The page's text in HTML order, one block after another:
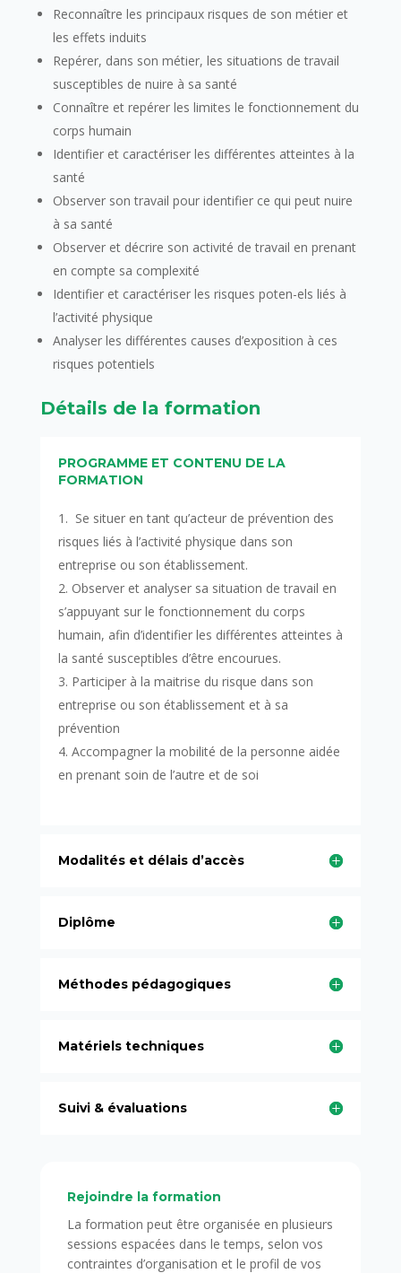
Reconnaître les principaux risques de son métier et
les effets induits
Repérer, dans son métier, les situations de travail
susceptibles de nuire à sa santé
Connaître et repérer les limites le fonctionnement du
corps humain
Identifier et caractériser les différentes atteintes à la
santé
Observer son travail pour identifier ce qui peut nuire
à sa santé
Observer et décrire son activité de travail en prenant
en compte sa complexité
Identifier et caractériser les risques poten-els liés à
l’activité physique
Analyser les différentes causes d’exposition à ces
risques potentiels
Détails de la formation
PROGRAMME ET CONTENU DE LA
FORMATION
Se situer en tant qu’acteur de prévention des
risques liés à l’activité physique dans son
entreprise ou son établissement.
Observer et analyser sa situation de travail en
s’appuyant sur le fonctionnement du corps
humain, afin d’identifier les différentes atteintes à
la santé susceptibles d’être encourues.
Participer à la maitrise du risque dans son
entreprise ou son établissement et à sa
prévention
Accompagner la mobilité de la personne aidée
en prenant soin de l’autre et de soi
Modalités et délais d’accès
Diplôme
Méthodes pédagogiques
Matériels techniques
Suivi & évaluations
Rejoindre la formation
La formation peut être organisée en plusieurs
sessions espacées dans le temps, selon vos
contraintes d’organisation et le profil de vos